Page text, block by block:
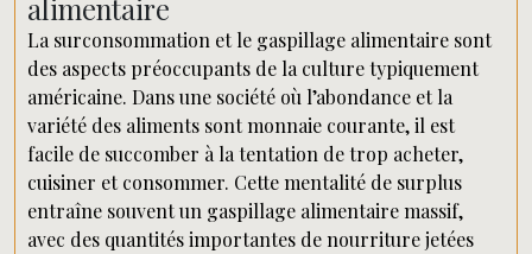
alimentaire
La surconsommation et le gaspillage alimentaire sont
des aspects préoccupants de la culture typiquement
américaine. Dans une société où l’abondance et la
variété des aliments sont monnaie courante, il est
facile de succomber à la tentation de trop acheter,
cuisiner et consommer. Cette mentalité de surplus
entraîne souvent un gaspillage alimentaire massif,
avec des quantités importantes de nourriture jetées